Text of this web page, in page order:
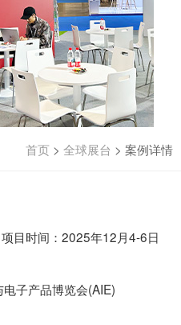
首页 > 全球展台 > 案例详情
项目时间：2025年12月4-6日
子产品博览会(AIE)